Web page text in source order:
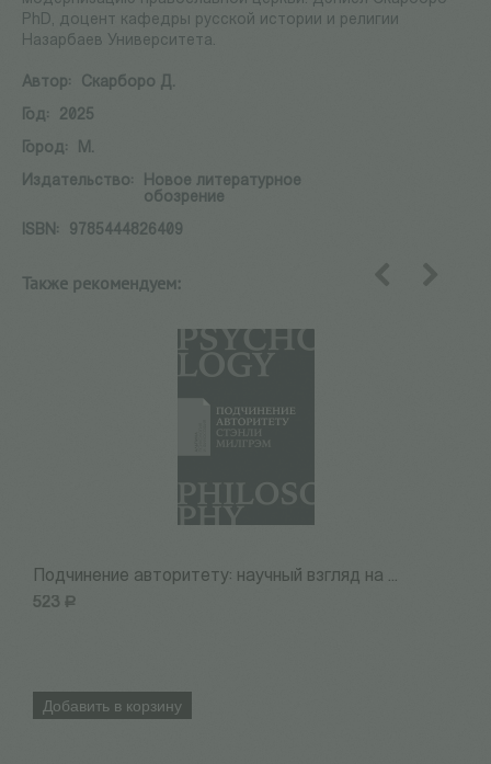
PhD, доцент кафедры русской истории и религии
Назарбаев Университета.
Автор:
Скарборо Д.
Год:
2025
Город:
М.
Издательство:
Новое литературное
обозрение
ISBN:
9785444826409
Также рекомендуем:
Подчинение авторитету: научный взгляд на ...
523 Р
Добавить в корзину